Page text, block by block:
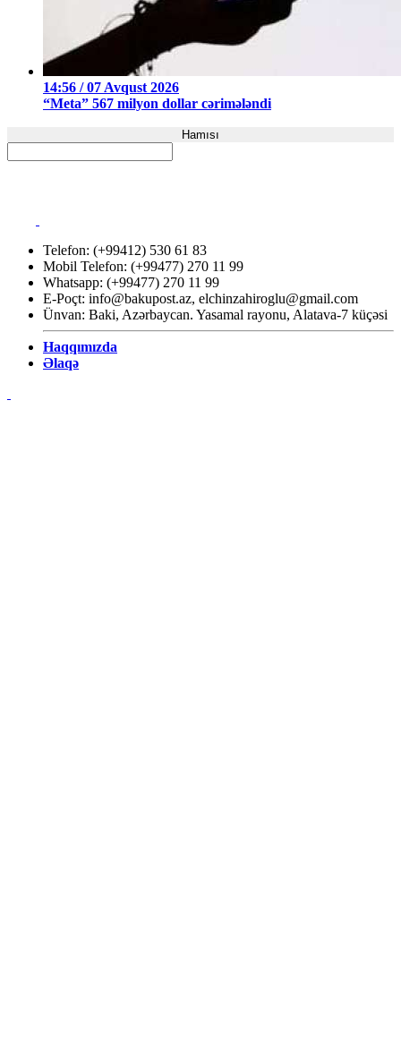
14:56 / 07 Avqust 2026
“Meta” 567 milyon dollar cərimələndi
Hamısı
Telefon: (+99412) 530 61 83
Mobil Telefon: (+99477) 270 11 99
Whatsapp: (+99477) 270 11 99
E-Poçt: info@bakupost.az, elchinzahiroglu@gmail.com
Ünvan: Baki, Azərbaycan. Yasamal rayonu, Alatava-7 küçəsi
Haqqımızda
Əlaqə